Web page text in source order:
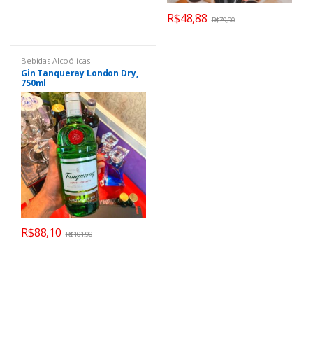
R$48,88 R$79,90
Bebidas Alcoólicas
Gin Tanqueray London Dry,
750ml
R$88,10 R$101,90